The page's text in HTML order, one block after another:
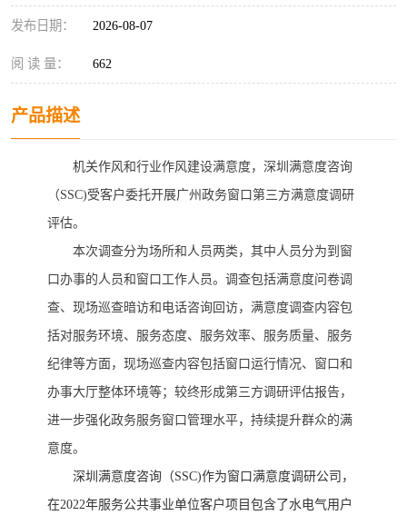
发布日期： 2026-08-07
阅 读 量： 662
产品描述
机关作风和行业作风建设满意度， 深圳满意度咨询
（SSC)受客户委托开展广州政务窗口第三方满意度调研
评估。
本次调查分为场所和人员两类，其中人员分为到窗
口办事的人员和窗口工作人员。调查包括满意度问卷调
查、现场巡查暗访和电话咨询回访，满意度调查内容包
括对服务环境、服务态度、服务效率、服务质量、服务
纪律等方面，现场巡查内容包括窗口运行情况、窗口和
办事大厅整体环境等；较终形成第三方调研评估报告，
进一步强化政务服务窗口管理水平，持续提升群众的满
意度。
深圳满意度咨询（SSC)作为窗口满意度调研公司，
在2022年服务公共事业单位客户项目包含了水电气用户